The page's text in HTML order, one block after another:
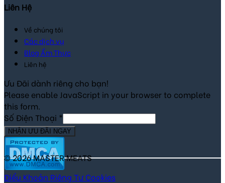
Liên Hệ
Về chúng tôi
Các dịch vụ
Blog Ẩm Thực
Liên hệ
Ưu Đãi dành riêng cho bạn!
Please enable JavaScript in your browser to complete
this form.
Số Điện Thoại *
NHẬN ƯU ĐÃI NGAY
© 2026 MASTER MEATS
Điểu Khoản Riêng Tư Cookies